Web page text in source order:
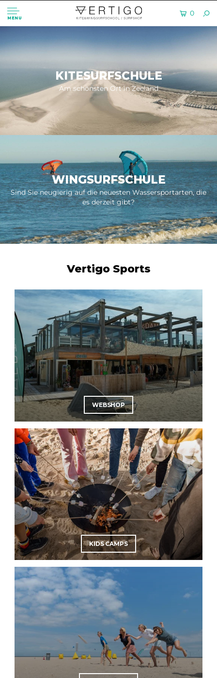
MENU
0
KITESURFSCHULE
Am schönsten Ort in Zeeland
WINGSURFSCHULE
Sind Sie neugierig auf die neuesten Wassersportarten, die
es derzeit gibt?
Vertigo Sports
WEBSHOP
KIDS CAMPS